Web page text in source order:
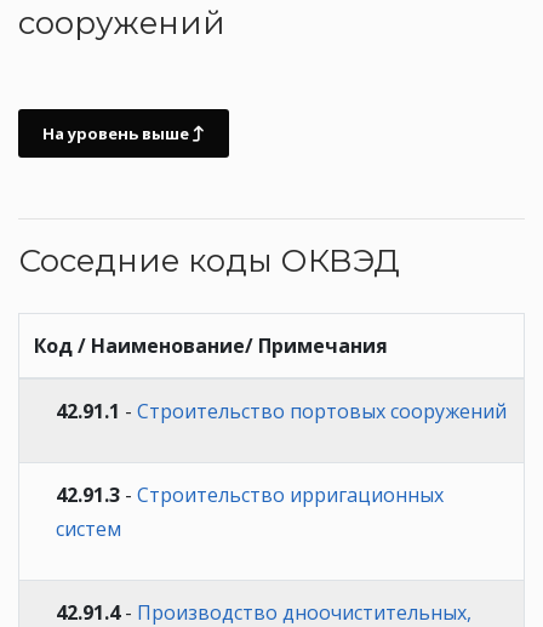
сооружений
На уровень выше
Соседние коды ОКВЭД
Код / Наименование/ Примечания
42.91.1 - Строительство портовых сооружений
42.91.3 - Строительство ирригационных
систем
42.91.4- Производство дноочистительных,